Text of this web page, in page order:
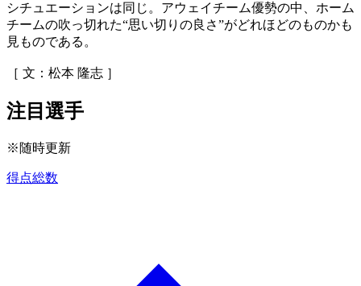
シチュエーションは同じ。アウェイチーム優勢の中、ホーム
チームの吹っ切れた“思い切りの良さ”がどれほどのものかも
見ものである。
［ 文：松本 隆志 ］
注目選手
※随時更新
得点総数